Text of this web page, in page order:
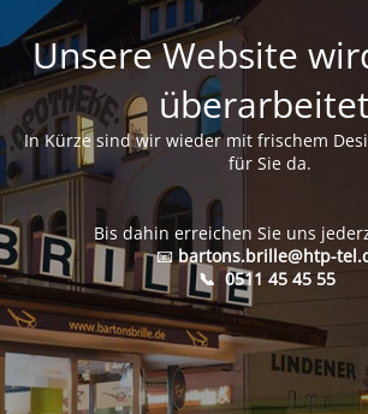
Unsere Website
In Kürze sind wir wieder mit frischem
für Sie da.
Bis dahin erreichen Sie uns
📧bartons.brille@htp-
📞0511 45 45 55